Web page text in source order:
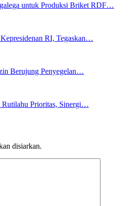
untuk Produksi Briket RDF…
RI, Tegaskan…
Berujung Penyegelan…
Rutilahu Prioritas, Sinergi…
disiarkan.